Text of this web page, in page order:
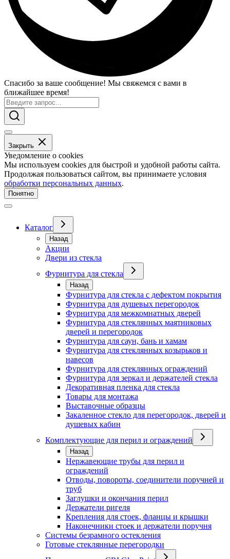
Спасибо за ваше сообщение! Мы свяжемся с вами в
ближайшее время!
Закрыть
Уведомление о cookies
Мы используем cookies для быстрой и удобной работы сайта.
Продолжая пользоваться сайтом, вы принимаете условия
обработки персональных данных.
Понятно
Каталог
Назад
Акции
Двери из стекла
Фурнитура для стекла
Назад
Фурнитура для стекла с дефектом покрытия
Фурнитура для душевых перегородок
Фурнитура для межкомнатных дверей
Фурнитура для стеклянных маятниковых
дверей и перегородок
Фурнитура для саун, бань и хамам
Фурнитура для стеклянных козырьков и
навесов
Фурнитура для стеклянных ограждений
Фурнитура для зеркал и держателей стекла
Декоративная пленка для стекла
Товары для монтажа
Выставочные образцы
Закаленное стекло для перегородок, дверей и
душевых кабин
Комплектующие для перил и ограждений
Назад
Нержавеющие трубы для перил и
ограждений
Отводы, повороты, соединители поручней и
труб
Заглушки и окончания перил
Держатели ригеля
Крепления для стоек, фланцы и крышки
Наконечники стоек и держатели поручня
Системы безрамного остекления
Готовые стеклянные перегородки